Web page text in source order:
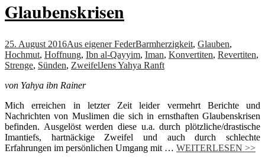
Glaubenskrisen
25. August 2016Aus eigener FederBarmherzigkeit, Glauben,
Hochmut, Hoffnung, Ibn al-Qayyim, Iman, Konvertiten, Revertiten,
Strenge, Sünden, ZweifelJens Yahya Ranft
von Yahya ibn Rainer
Mich erreichen in letzter Zeit leider vermehrt Berichte und
Nachrichten von Muslimen die sich in ernsthaften Glaubenskrisen
befinden. Ausgelöst werden diese u.a. durch plötzliche/drastische
Imantiefs, hartnäckige Zweifel und auch durch schlechte
Erfahrungen im persönlichen Umgang mit … WEITERLESEN >>